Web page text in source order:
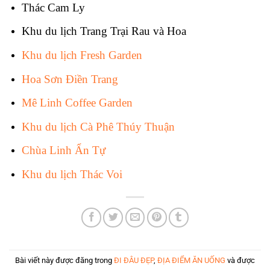
Thác Cam Ly
Khu du lịch Trang Trại Rau và Hoa
Khu du lịch Fresh Garden
Hoa Sơn Điền Trang
Mê Linh Coffee Garden
Khu du lịch Cà Phê Thúy Thuận
Chùa Linh Ẩn Tự
Khu du lịch Thác Voi
Bài viết này được đăng trong ĐI ĐÂU ĐẸP, ĐỊA ĐIỂM ĂN UỐNG và được